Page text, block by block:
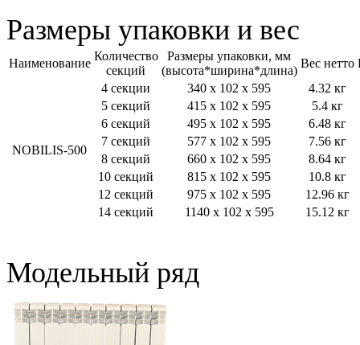
Размеры упаковки и вес
Наименование
Количество
секций
Размеры упаковки, мм
(высота*ширина*длина)
Вес нетто
NOBILIS-500
4 секции 340 x 102 x 595
4.32 кг
5 секций
415 x 102 x 595
5.4 кг
6 секций
495 x 102 x 595
6.48 кг
7 секций
577 x 102 x 595
7.56 кг
8 секций
660 x 102 x 595
8.64 кг
10 секций
815 x 102 x 595
10.8 кг
12 секций
975 x 102 x 595
12.96 кг
14 секций
1140 x 102 x 595 15.12 кг
Модельный ряд